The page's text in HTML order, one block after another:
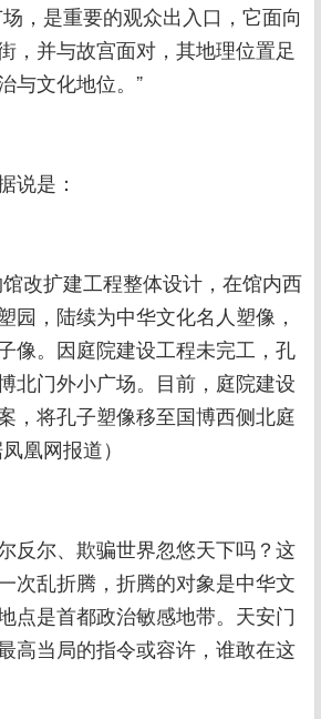
，是重要的观众出入口，它面向
，并与故宫面对，其地理位置足
与文化地位。”
说是：
改扩建工程整体设计，在馆内西
园，陆续为中华文化名人塑像，
像。因庭院建设工程未完工，孔
北门外小广场。目前，庭院建设
，将孔子塑像移至国博西侧北庭
凰网报道）
反尔、欺骗世界忽悠天下吗？这
次乱折腾，折腾的对象是中华文
点是首都政治敏感地带。天安门
高当局的指令或容许，谁敢在这